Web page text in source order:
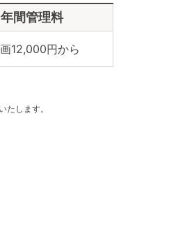
年間管理料
12,000円から
します。